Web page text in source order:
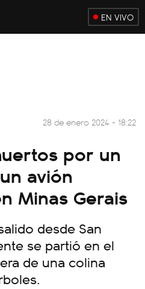
EN VIVO
28 de enero 2024 - 18:22
por un
avión
Minas Gerais
desde San
se partió en el
de una colina